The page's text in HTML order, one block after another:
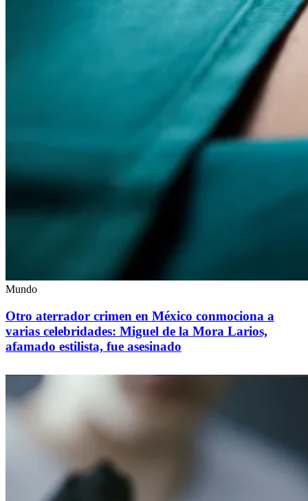
Mundo
Otro aterrador crimen en México conmociona a
varias celebridades: Miguel de la Mora Larios,
afamado estilista, fue asesinado